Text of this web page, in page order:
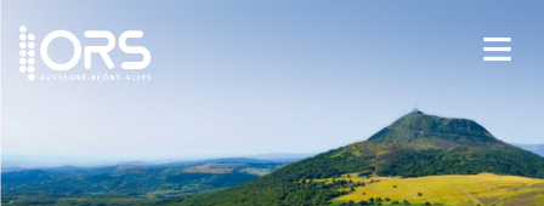
ORS Auvergne-Rhône-Alpes
Publications